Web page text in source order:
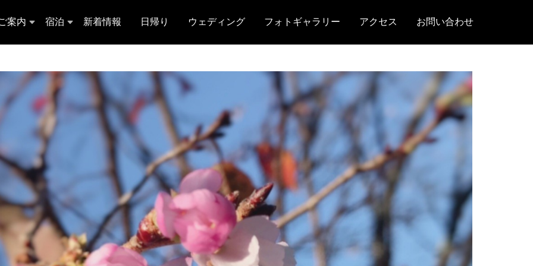
案内 宿泊 新着情報 日帰り ウェディング フォトギャラリー アクセス お問い合わせ